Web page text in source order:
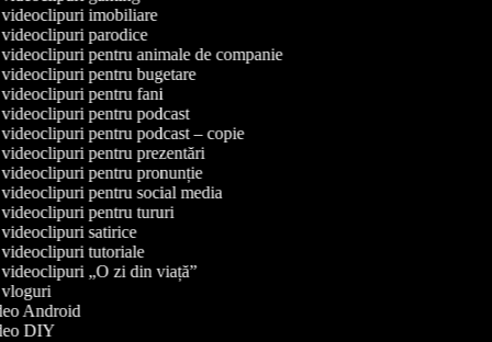
videoclipuri imobiliare
videoclipuri parodice
videoclipuri pentru animale de companie
videoclipuri pentru bugetare
videoclipuri pentru fani
videoclipuri pentru podcast
videoclipuri pentru podcast – copie
videoclipuri pentru prezentări
videoclipuri pentru pronunție
videoclipuri pentru social media
videoclipuri pentru tururi
videoclipuri satirice
videoclipuri tutoriale
videoclipuri „O zi din viață”
vloguri
Android
DIY